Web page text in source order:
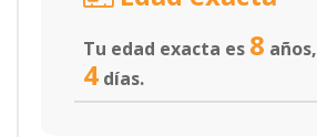
Tu edad exacta es 8 años,
4 días.